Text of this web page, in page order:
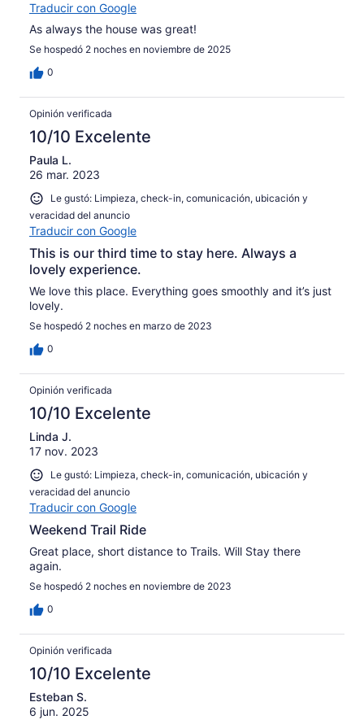
Traducir con Google
As always the house was great!
Se hospedó 2 noches en noviembre de 2025
0
Opinión verificada
10/10 Excelente
Paula L.
26 mar. 2023
Le gustó: Limpieza, check-in, comunicación, ubicación y
veracidad del anuncio
Traducir con Google
This is our third time to stay here. Always a
lovely experience.
We love this place. Everything goes smoothly and it’s just
lovely.
Se hospedó 2 noches en marzo de 2023
0
Opinión verificada
10/10 Excelente
Linda J.
17 nov. 2023
Le gustó: Limpieza, check-in, comunicación, ubicación y
veracidad del anuncio
Traducir con Google
Weekend Trail Ride
Great place, short distance to Trails. Will Stay there
again.
Se hospedó 2 noches en noviembre de 2023
0
Opinión verificada
10/10 Excelente
Esteban S.
6 jun. 2025